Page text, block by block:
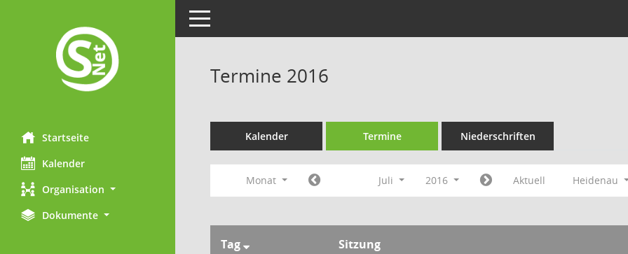
Startseite
Kalender
Organisation
Dokumente
Toggle navigation
Termine 2016
Kalender Termine Niederschriften
Monat Juli 2016 Aktuell Heidenau
Tag Sitzung